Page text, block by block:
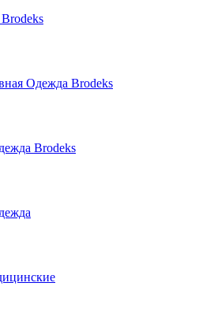
Одежда Brodeks
Brodeks